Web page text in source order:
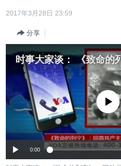
容
到
到
最新国际新闻
印太
中东
欧洲
非洲
全球议题
分类新闻
经济·金融·贸易
人权·法律·宗教
科教·文娱·体健
军事
环境
美中关系
热点专题
白宫要闻
国会报道
美中关系
美国建国250周年
埃博拉疫情
VOA视频
VOA今日焦点
中文广播
关注我们
2017年3月28日 23:59
分享
没有媒体
0:00